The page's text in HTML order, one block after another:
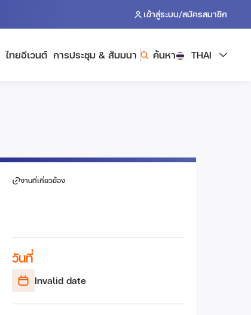
เข้าสู่ระบบ/สมัครสมาชิก
ไทยอีเวนต์ การประชุม & สัมมนา ค้นหา THAI
งานที่เกี่ยวข้อง
วันที่
Invalid date